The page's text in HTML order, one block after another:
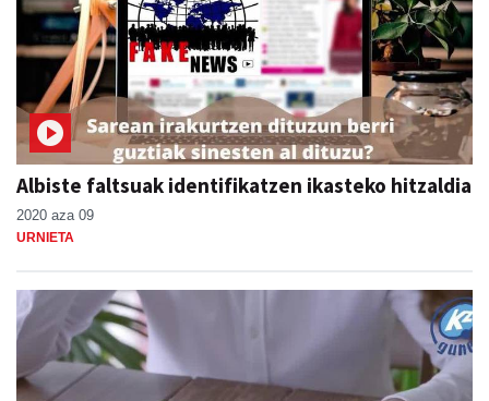
Albiste faltsuak identifikatzen ikasteko hitzaldia
2020 aza 09
URNIETA